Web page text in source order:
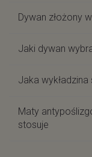
Dywan złożony
Jaki dywan
Jaka
Maty
stosuje